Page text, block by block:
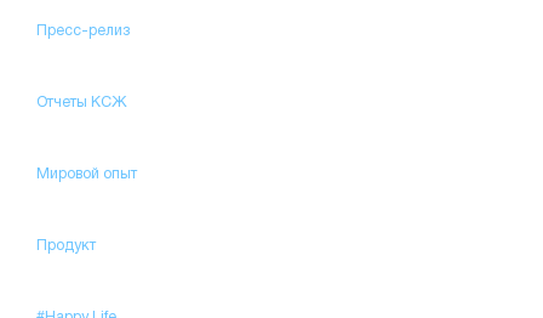
Пресс-релиз
Отчеты КСЖ
Мировой опыт
Продукт